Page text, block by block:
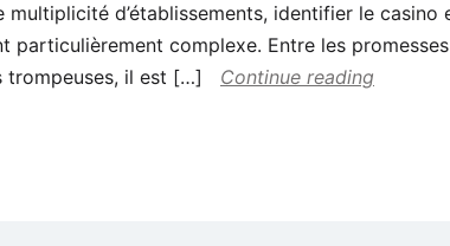
d’établissements, identifier le casino
particulièrement complexe. Entre les
trompeuses, il est […]
Continue reading